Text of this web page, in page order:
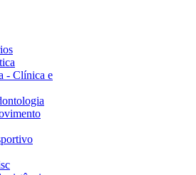
- Clínica e